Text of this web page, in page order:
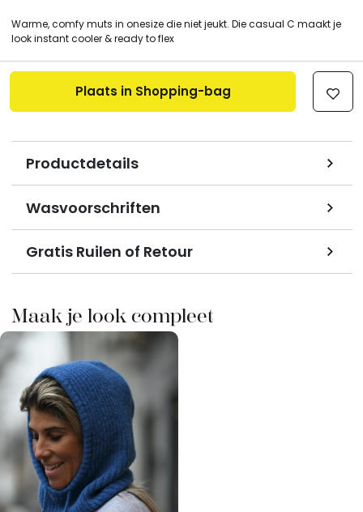
Warme, comfy muts in onesize die niet jeukt. Die casual C maakt je
look instant cooler & ready to flex
Productdetails
Wasvoorschriften
Gratis Ruilen of Retour
Plaats in Shopping-bag
Maak je look compleet